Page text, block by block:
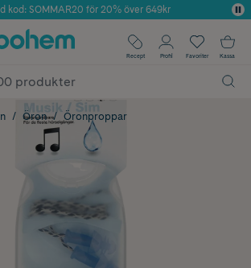
Årets Butik 2025 inom Skönhet
kod: SOMMAR20 för 20% över 649kr
✓ Fri frakt
✓ Poäng på alla köp*
Recept Profil Favoriter Kassa
Öron Öronproppar